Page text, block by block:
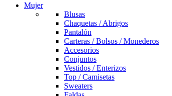
Mujer
Blusas
Chaquetas / Abrigos
Pantalón
Carteras / Bolsos / Monederos
Accesorios
Conjuntos
Vestidos / Enterizos
Top / Camisetas
Sweaters